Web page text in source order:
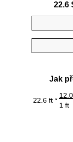
22.6
Jak
22.6 ft *
1 ft